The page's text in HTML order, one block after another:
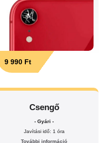
9 990 Ft
Csengő
- Gyári -
Javítási idő: 1 óra
További információ